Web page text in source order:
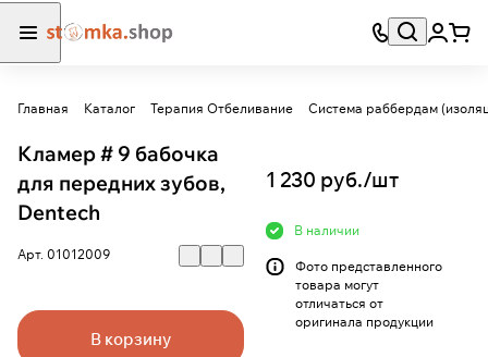
Главная Каталог Терапия Отбеливание Система раббердам
Кламер # 9 бабочка
для передних зубов,
Dentech
Арт. 01012009
В корзину
1 230 руб./шт
В наличии
Фото представленного
товара могут
отличаться от
оригинала продукции